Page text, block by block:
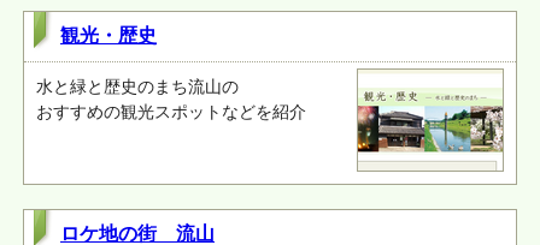
観光・歴史
水と緑と歴史のまち流山の
おすすめの観光スポットなどを紹介
ロケ地の街 流山